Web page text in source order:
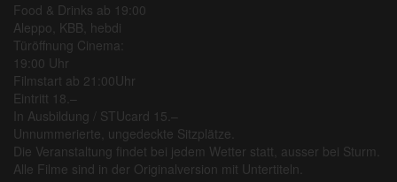
Food & Drinks ab 19:00
Aleppo, KBB, hebdi
Türöffnung Cinema:
19:00 Uhr
Filmstart ab 21:00Uhr
Eintritt 18.–
In Ausbildung / STUcard 15.–
Unnummerierte, ungedeckte Sitzplätze.
Die Veranstaltung findet bei jedem Wetter statt, ausser bei Sturm.
Alle Filme sind in der Originalversion mit Untertiteln.